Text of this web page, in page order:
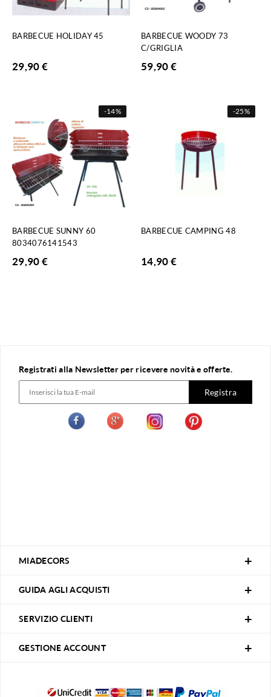
BARBECUE HOLIDAY 45
29,90€
BARBECUE WOODY 73
C/GRIGLIA
59,90€
-14%
BARBECUE SUNNY 60
8034076141543
29,90€
-25%
BARBECUE CAMPING 48
14,90€
MIADECORS
GUIDA AGLI ACQUISTI
SERVIZIO CLIENTI
GESTIONE ACCOUNT
Registrati alla Newsletter per ricevere novità e offerte.
Registra